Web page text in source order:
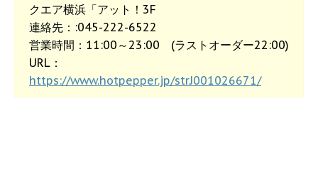
クエア横浜「アット！3F
連絡先：:045-222-6522
営業時間：11:00～23:00 (ラストオーダー22:00)
URL：
https://www.hotpepper.jp/strJ001026671/